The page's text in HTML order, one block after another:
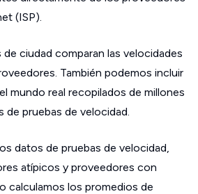
(ISP).
ciudad comparan las velocidades
También podemos incluir
mundo real recopilados de millones
de pruebas de velocidad.
datos de pruebas de velocidad,
atípicos y proveedores con
calculamos los promedios de